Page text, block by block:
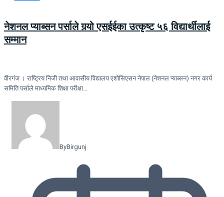
नेशनल प्याब्सन पर्साले गर्‍यो एसईईका उत्कृष्ट ५६ विद्यार्थीलाई
सम्मान
वीरगंज । राष्ट्रिय निजी तथा आवासीय विद्यालय एशोसिएसन नेपाल (नेशनल प्याब्सन) नगर कार्य
समिति पर्साले माध्यमिक शिक्षा परीक्षा…
ByBirgunj